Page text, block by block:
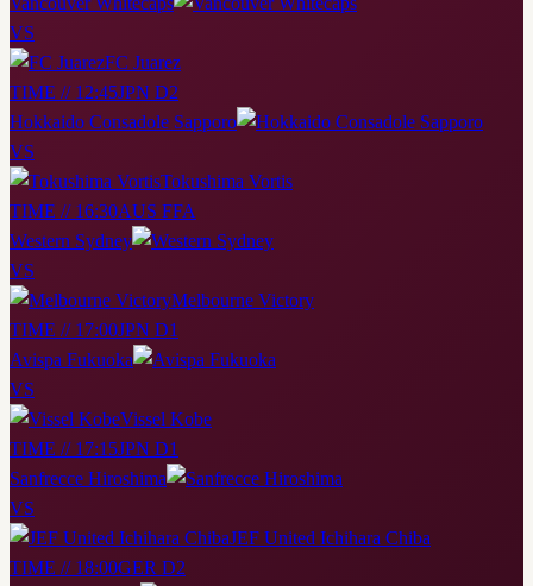
VS
FC Juarez
TIME // 12:45JPN D2
Hokkaido Consadole Sapporo
VS
Tokushima Vortis
TIME // 16:30AUS FFA
Western Sydney
VS
Melbourne Victory
TIME // 17:00JPN D1
Avispa Fukuoka
VS
Vissel Kobe
TIME // 17:15JPN D1
Sanfrecce Hiroshima
VS
JEF United Ichihara Chiba
TIME // 18:00GER D2